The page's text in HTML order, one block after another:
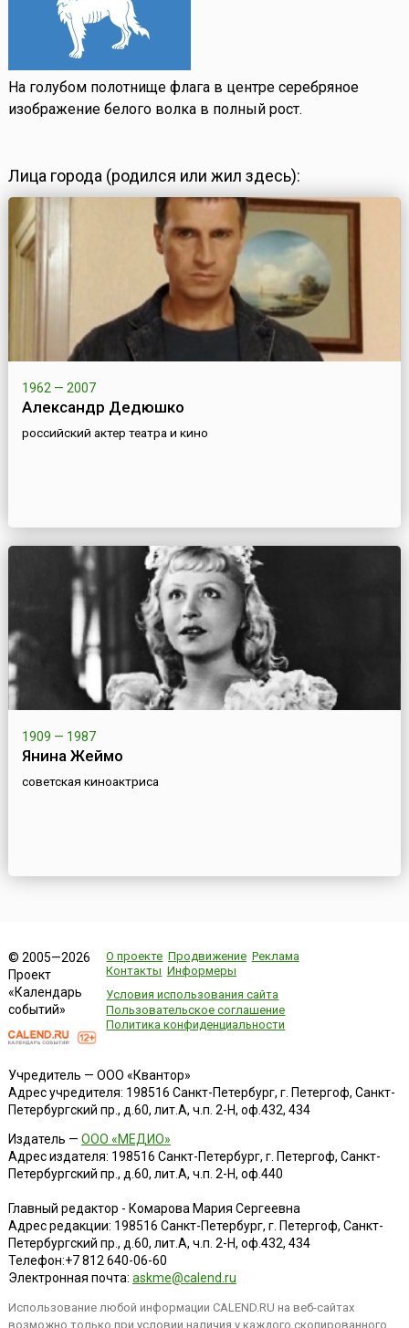
На голубом полотнище флага в центре серебряное
изображение белого волка в полный рост.
Лица города (родился или жил здесь):
1962 — 2007
Александр Дедюшко
российский актер театра и кино
1909 — 1987
Янина Жеймо
советская киноактриса
© 2005—2026
Проект
«Календарь
событий»
О проекте Продвижение Реклама
Контакты Информеры
Условия использования сайта
Пользовательское соглашение
Политика конфиденциальности
Учредитель — ООО «Квантор»
Адрес учредителя: 198516 Санкт-Петербург, г. Петергоф, Санкт-
Петербургский пр., д.60, лит.А, ч.п. 2-Н, оф.432, 434
Издатель — ООО «МЕДИО»
Адрес издателя: 198516 Санкт-Петербург, г. Петергоф, Санкт-
Петербургский пр., д.60, лит.А, ч.п. 2-Н, оф.440
Главный редактор - Комарова Мария Сергеевна
Адрес редакции: 198516 Санкт-Петербург, г. Петергоф, Санкт-
Петербургский пр., д.60, лит.А, ч.п. 2-Н, оф.432, 434
Телефон:+7 812 640-06-60
Электронная почта: askme@calend.ru
Использование любой информации CALEND.RU на веб-сайтах
возможно только при условии наличия у каждого скопированного